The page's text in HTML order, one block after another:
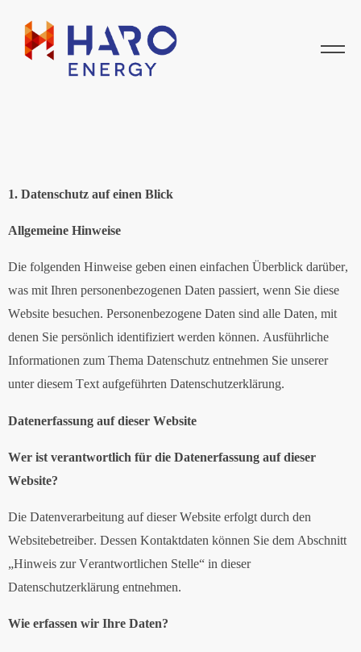
1. Datenschutz auf einen Blick
Allgemeine Hinweise
Die folgenden Hinweise geben einen einfachen Überblick darüber,
was mit Ihren personenbezogenen Daten passiert, wenn Sie diese
Website besuchen. Personenbezogene Daten sind alle Daten, mit
denen Sie persönlich identifiziert werden können. Ausführliche
Informationen zum Thema Datenschutz entnehmen Sie unserer
unter diesem Text aufgeführten Datenschutzerklärung.
Datenerfassung auf dieser Website
Wer ist verantwortlich für die Datenerfassung auf dieser
Website?
Die Datenverarbeitung auf dieser Website erfolgt durch den
Websitebetreiber. Dessen Kontaktdaten können Sie dem Abschnitt
„Hinweis zur Verantwortlichen Stelle“ in dieser
Datenschutzerklärung entnehmen.
Wie erfassen wir Ihre Daten?